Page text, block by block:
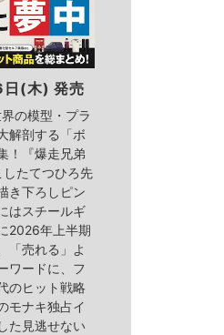
(木) 発売
の模型・プラ
解剖する「ボ
！『爆走兄弟
たてつひろ先
き下ろしピン
はスチールギ
2026年上半期
「売れる」よ
ワードに、フ
のヒット戦略
モナキ独占イ
た見逃せない